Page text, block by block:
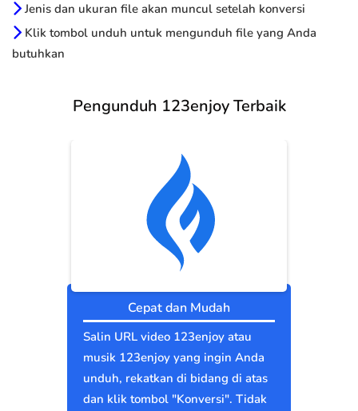
Jenis dan ukuran file akan muncul setelah konversi
Klik tombol unduh untuk mengunduh file yang Anda
butuhkan
Pengunduh 123enjoy Terbaik
Cepat dan Mudah
Salin URL video 123enjoy atau
musik 123enjoy yang ingin Anda
unduh, rekatkan di bidang di atas
dan klik tombol "Konversi". Tidak